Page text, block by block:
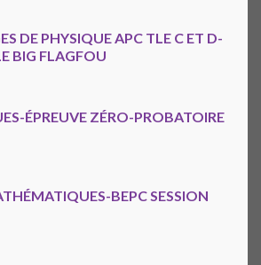
DE PHYSIQUE APC TLE C ET D-
BIG FLAGFOU
ÉPREUVE ZÉRO-PROBATOIRE
BEPC SESSION